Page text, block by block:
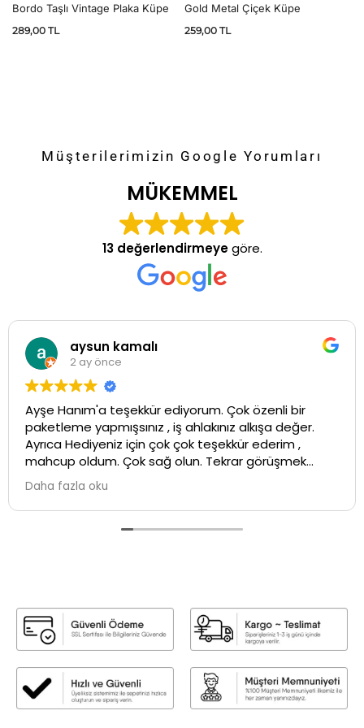
Bordo Taşlı Vintage Plaka Küpe
289,00 TL
Gold Metal Çiçek Küpe
259,00 TL
Müşterilerimizin Google Yorumları
MÜKEMMEL
13 değerlendirmeyegöre.
aysun kamalı
2 ay önce
Ayşe Hanım'a teşekkür ediyorum. Çok özenli bir
paketleme yapmışsınız , iş ahlakınız alkışa değer.
Ayrıca Hediyeniz için çok çok teşekkür ederim ,
mahcup oldum. Çok sağ olun. Tekrar görüşmek
üzere ...İyi çalışmalar💕
Daha fazla oku